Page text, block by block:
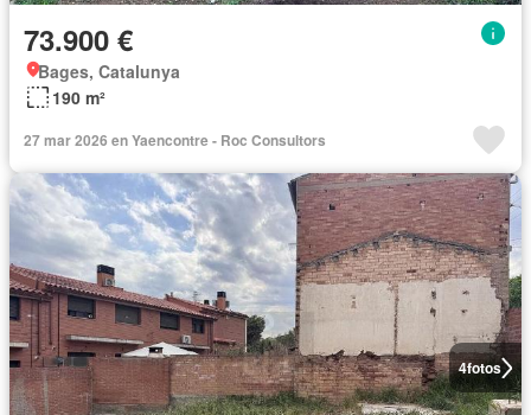
73.900 €
Bages, Catalunya
190 m²
27 mar 2026 en Yaencontre - Roc Consultors
4fotos